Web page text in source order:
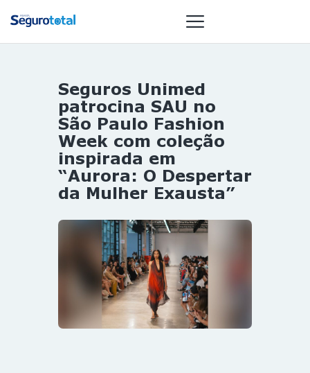
NOTÍCIAS
REVISTA
ESPECIAIS
GAIVOTA DE
OURO
ST SUMMIT
MULHERES
GESTORAS
HOMEST
HOME
Seguros Unimed
patrocina SAU no
São Paulo Fashion
Week com coleção
inspirada em
“Aurora: O Despertar
da Mulher Exausta”